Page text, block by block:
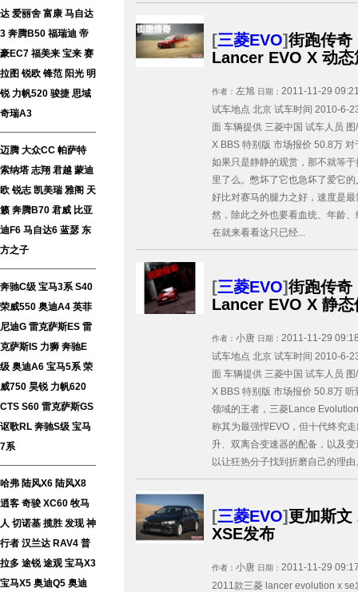
达 爱丽舍 富康 马自达
3 奔腾B50 福瑞迪 帝
豪EC7 福美来 宝来 赛
拉图 锐欧 锋范 阳光 明
锐 力帆520 骏捷 思域
奇瑞A3
迈腾 大众CC 帕萨特
索纳塔 志翔 君越 蒙迪
欧 锐志 凯美瑞 雅阁 天
籁 奔腾B70 君威 比亚
迪F6 马自达6 蓝瑟 东
方之子
奔驰C级 宝马3系 S40
荣威550 奥迪A4 英菲
尼迪G 雷克萨斯ES 雷
克萨斯IS 力狮 奔驰E
级 奥迪A6 宝马5系 荣
威750 昊锐 力帆620
CTS S60 雷克萨斯GS
讴歌RL 奔驰S级 宝马
7系
哈弗 陆风X6 陆风X8
逍客 奇骏 XC60 牧马
人 切诺基 揽胜 发现 神
行者 汉兰达 RAV4 普
拉多 途锐 途观 宝马X3
宝马X5 奥迪Q5 奥迪
[三菱EVO]街跑传奇
Lancer EVO X 动态
作者： 左旭 日期： 2011-11-29
试车地点 北京 试车时间 2010-6-
面 车辆提供 三菱中国 试车人员
X BBS 特别版 市场报价 50.8万
如果只是静静的观赏，那不就等
里了么。憋坏了它也急坏了爱它
好比对赛马的腿力之好，速度是
然，除此之外也要看血统、年龄
在就来看看这只已经...
[三菱EVO]街跑传奇
Lancer EVO X 静态
作者： 小唐 日期： 2011-11-29
试车地点 北京 试车时间 2010-6-
面 车辆提供 三菱中国 试车人员
X BBS 特别版 市场报价 50.8万
领域的王者，三菱Lance
称其为最强悍EVO，但十代终究
升、双离合变速器的配备，以及
以让狂热分子找到折磨自己的理
[三菱EVO] 更加斯文
XSE发布
作者： 小唐 日期： 2011-11-29
2011款三菱 lancer evolution x